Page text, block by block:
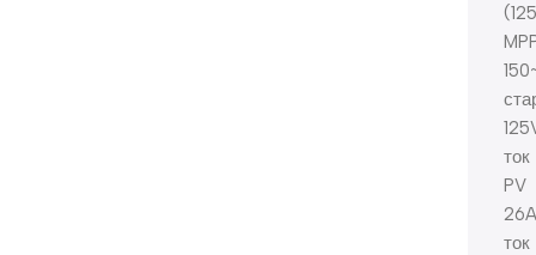
ток
PV
ток